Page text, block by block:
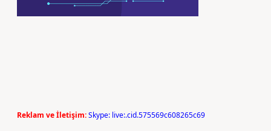
Reklam ve İletişim:Skype: live:.cid.575569c608265c69